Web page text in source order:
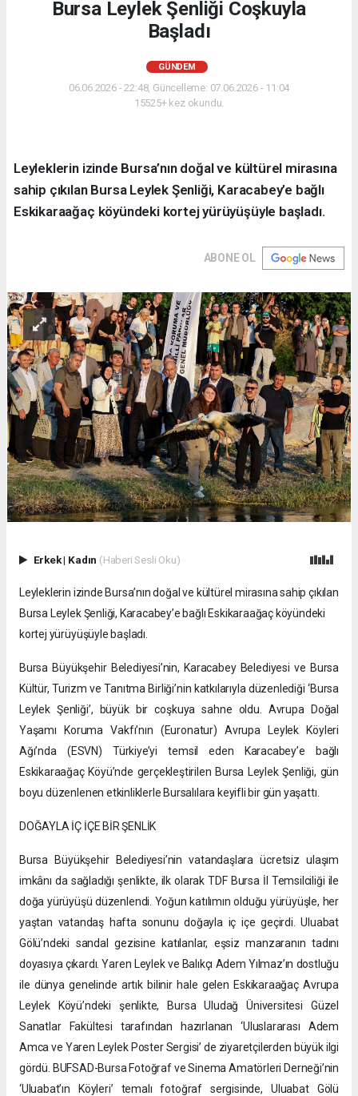
Bursa Leylek Şenliği Coşkuyla
Başladı
GÜNDEM
06.06.2026 - 22:48, Güncelleme: 07.06.2026 - 11:04
15525+ kez okundu.
Leyleklerin izinde Bursa’nın doğal ve kültürel mirasına
sahip çıkılan Bursa Leylek Şenliği, Karacabey’e bağlı
Eskikaraağaç köyündeki kortej yürüyüşüyle başladı.
ABONE OL
Erkek| Kadın (Haberi Sesli Oku)
Leyleklerin izinde Bursa’nın doğal ve kültürel mirasına sahip çıkılan
Bursa Leylek Şenliği, Karacabey’e bağlı Eskikaraağaç köyündeki
kortej yürüyüşüyle başladı.
Bursa Büyükşehir Belediyesi’nin, Karacabey Belediyesi ve Bursa
Kültür, Turizm ve Tanıtma Birliği’nin katkılarıyla düzenlediği ‘Bursa
Leylek Şenliği’, büyük bir coşkuya sahne oldu. Avrupa Doğal
Yaşamı Koruma Vakfı’nın (Euronatur) Avrupa Leylek Köyleri
Ağı’nda (ESVN) Türkiye’yi temsil eden Karacabey’e bağlı
Eskikaraağaç Köyü’nde gerçekleştirilen Bursa Leylek Şenliği, gün
boyu düzenlenen etkinliklerle Bursalılara keyifli bir gün yaşattı.
DOĞAYLA İÇ İÇE BİR ŞENLİK
Bursa Büyükşehir Belediyesi’nin vatandaşlara ücretsiz ulaşım
imkânı da sağladığı şenlikte, ilk olarak TDF Bursa İl Temsilciliği ile
doğa yürüyüşü düzenlendi. Yoğun katılımın olduğu yürüyüşle, her
yaştan vatandaş hafta sonunu doğayla iç içe geçirdi. Uluabat
Gölü’ndeki sandal gezisine katılanlar, eşsiz manzaranın tadını
doyasıya çıkardı. Yaren Leylek ve Balıkçı Adem Yılmaz’ın dostluğu
ile dünya genelinde artık bilinir hale gelen Eskikaraağaç Avrupa
Leylek Köyü’ndeki şenlikte, Bursa Uludağ Üniversitesi Güzel
Sanatlar Fakültesi tarafından hazırlanan ‘Uluslararası Adem
Amca ve Yaren Leylek Poster Sergisi’ de ziyaretçilerden büyük ilgi
gördü. BUFSAD-Bursa Fotoğraf ve Sinema Amatörleri Derneği’nin
‘Uluabat’ın Köyleri’ temalı fotoğraf sergisinde, Uluabat Gölü